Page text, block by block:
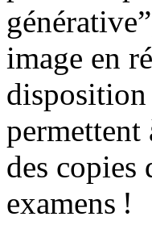
image en
permettent
des copies
examens !